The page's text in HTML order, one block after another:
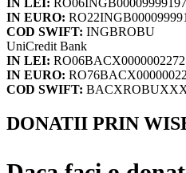
IN EURO:
COD SWIFT: INGBROBU
UniCredit Bank
IN LEI:
IN EURO:
COD SWIFT:
DONATII PRIN